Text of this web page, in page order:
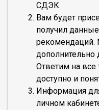
СДЭК.
Вам будет
получил
дополнительно
Ответим на все
доступно и
Информация
личном